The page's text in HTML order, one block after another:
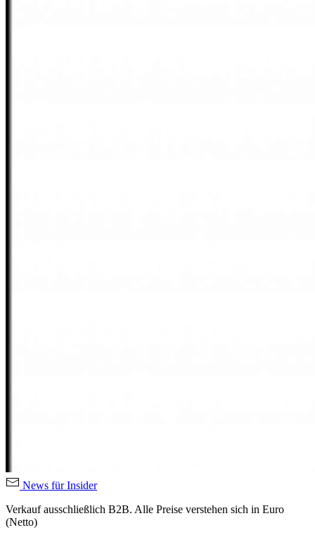
News für Insider
Verkauf ausschließlich B2B. Alle Preise verstehen sich in Euro
(Netto)